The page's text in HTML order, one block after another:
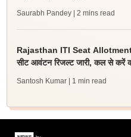
Saurabh Pandey | 2 mins read
Rajasthan ITI Seat Allotment
सीट आवंटन रिजल्ट जारी, कल से करें
Santosh Kumar | 1 min read